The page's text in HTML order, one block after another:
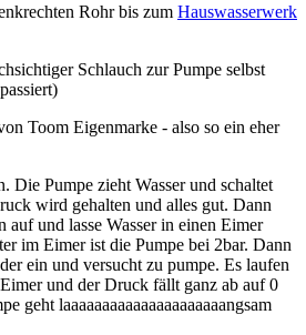
Rohr bis zum Hauswasserwerk
Schlauch zur Pumpe selbst
Toom Eigenmarke - also so ein eher
Die Pumpe zieht Wasser und schaltet
wird gehalten und alles gut. Dann
auf und lasse Wasser in einen Eimer
im Eimer ist die Pumpe bei 2bar. Dann
ein und versucht zu pumpe. Es laufen
und der Druck fällt ganz ab auf 0
geht laaaaaaaaaaaaaaaaaaaaangsam